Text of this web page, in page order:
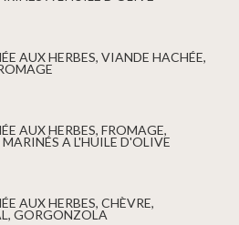
A L'HUILE D'OLIVE
GORGONZOLA